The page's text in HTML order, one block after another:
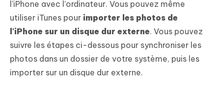
l'iPhone avec l'ordinateur. Vous pouvez même
utiliser iTunes pour importer les photos de
l'iPhone sur un disque dur externe. Vous pouvez
suivre les étapes ci-dessous pour synchroniser les
photos dans un dossier de votre système, puis les
importer sur un disque dur externe.